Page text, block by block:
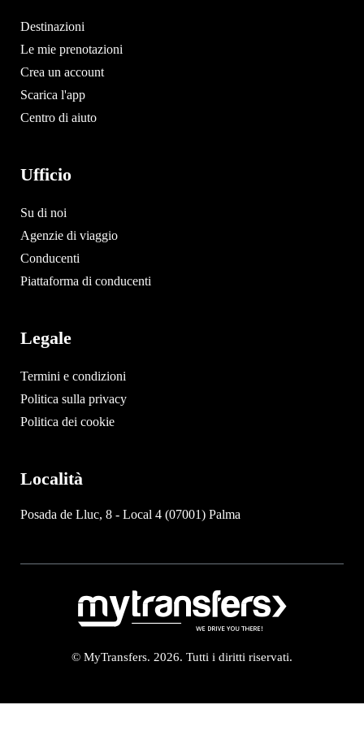
Destinazioni
Le mie prenotazioni
Crea un account
Scarica l'app
Centro di aiuto
Ufficio
Su di noi
Agenzie di viaggio
Conducenti
Piattaforma di conducenti
Legale
Termini e condizioni
Politica sulla privacy
Politica dei cookie
Località
Posada de Lluc, 8 - Local 4 (07001) Palma
© MyTransfers. 2026. Tutti i diritti riservati.